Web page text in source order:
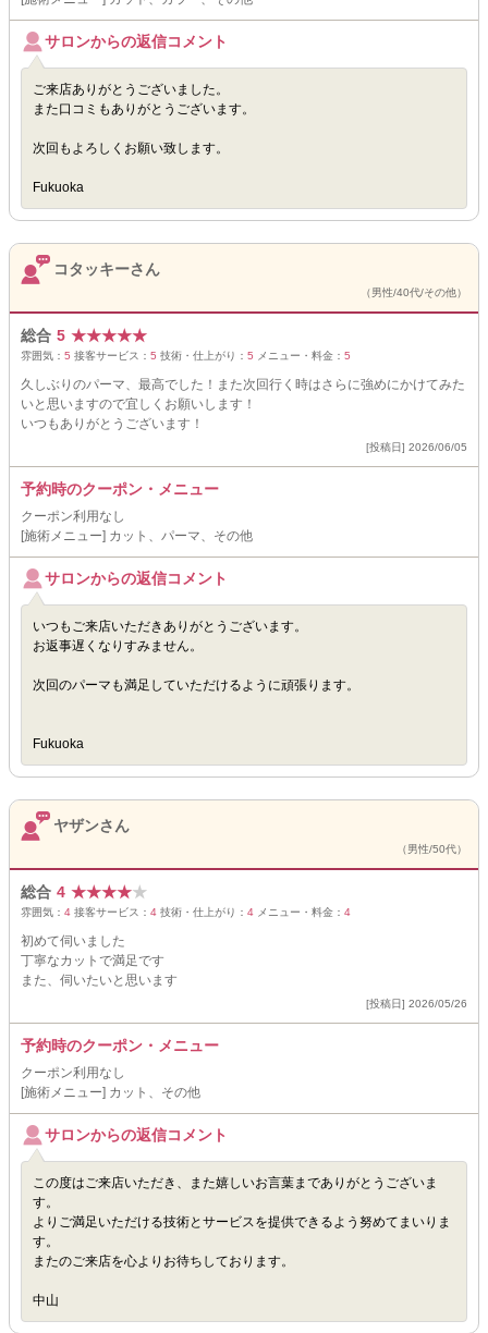
サロンからの返信コメント
ご来店ありがとうございました。
また口コミもありがとうございます。
次回もよろしくお願い致します。
Fukuoka
コタッキーさん
（男性/40代/その他）
総合 5 ★★★★★
雰囲気： 5 接客サービス： 5 技術・仕上がり： 5 メニュー・料金： 5
久しぶりのパーマ、最高でした！また次回行く時はさらに強めにかけてみた
いと思いますので宜しくお願いします！
いつもありがとうございます！
[投稿日] 2026/06/05
予約時のクーポン・メニュー
クーポン利用なし
[施術メニュー] カット、パーマ、その他
サロンからの返信コメント
いつもご来店いただきありがとうございます。
お返事遅くなりすみません。
次回のパーマも満足していただけるように頑張ります。
Fukuoka
ヤザンさん
（男性/50代）
総合 4 ★★★★★
雰囲気： 4 接客サービス： 4 技術・仕上がり： 4 メニュー・料金： 4
初めて伺いました
丁寧なカットで満足です
また、伺いたいと思います
[投稿日] 2026/05/26
予約時のクーポン・メニュー
クーポン利用なし
[施術メニュー] カット、その他
サロンからの返信コメント
この度はご来店いただき、また嬉しいお言葉までありがとうございま
す。
よりご満足いただける技術とサービスを提供できるよう努めてまいりま
す。
またのご来店を心よりお待ちしております。
中山